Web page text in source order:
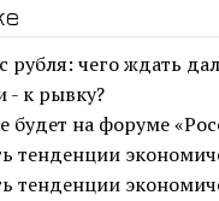
рубля: чего ждать
- к рывку?
будет на форуме
тенденции
тенденции